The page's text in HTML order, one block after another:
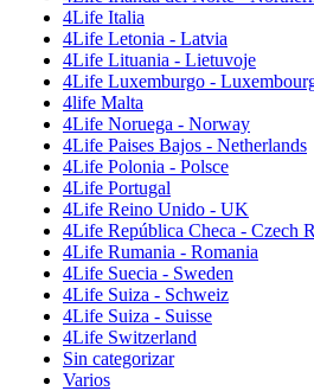
4Life Italia
4Life Letonia - Latvia
4Life Lituania - Lietuvoje
4Life Luxemburgo -
4life Malta
4Life Noruega - Norway
4Life Paises Bajos - Netherlands
4Life Polonia - Polsce
4Life Portugal
4Life Reino Unido - UK
4Life República Checa - Czech
4Life Rumania - Romania
4Life Suecia - Sweden
4Life Suiza - Schweiz
4Life Suiza - Suisse
4Life Switzerland
Sin categorizar
Varios